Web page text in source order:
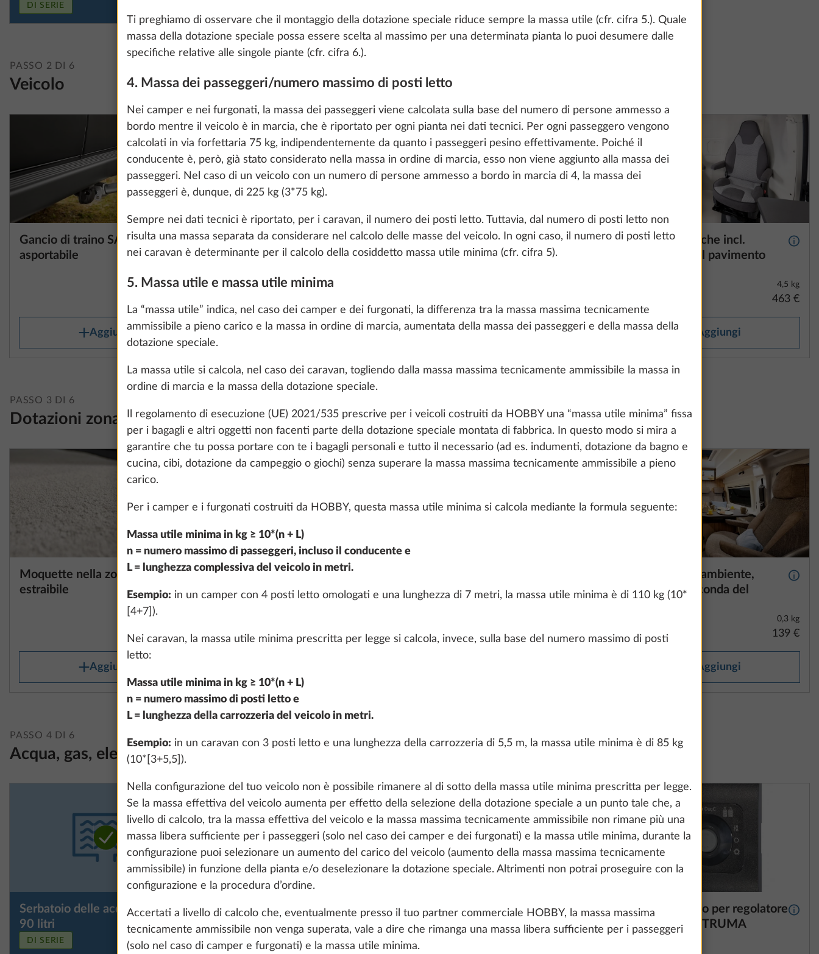
We use cookies to enable you to make the best possible use of our website and to
improve our communication with you. We take your preferences into account and process
data for statistics and marketing only if you give us your consent by clicking on "Accept
all". You can revoke your consent at any time with effect for the future. You can find more
information about cookies and customization options by clicking on the "Show details" link.
Show details
DI SERIE
PASSO 2 DI 6
Veicolo
Gancio di traino SAWIKO,
asportabile
Maggiori informazioni
27,0 kg
Aggiungi
Tappeti nella cabina di guida Maggiori informazioni
Aggiungi
Oblò panoramico “HOBBY
TOP”, apribile, a doppia
Maggiori informazioni
Aggiungi
Tendine termiche incl.
isolamento del pavimento
4,5 kg
463 €
Aggiungi
PASSO 3 DI 6
Dotazioni zona giorno
Moquette nella zona giorno,
estraibile
Maggiori informazioni
398 €
Aggiungi
Ulteriore cuscino per
trasformare la dinette in letto
428 €
guida incluso cuscino
262 €
Illuminazione ambiente,
versione a seconda del
modello
0,3 kg
139 €
Aggiungi
PASSO 4 DI 6
Acqua, gas, elettricità
Serbatoio delle acque grigie,
90 litri
Maggiori informazioni
DI SERIE
Serbatoio delle acque grigie,
90 litri, riscaldato
Maggiori informazioni
Regolatore pressione gas
TRUMA DuoControl incl.
Maggiori informazioni
Display remoto per regolatore
pressione gas TRUMA
Ti preghiamo di osservare che il montaggio della dotazione speciale riduce sempre la massa utile (cfr. cifra 5.). Quale
massa della dotazione speciale possa essere scelta al massimo per una determinata pianta lo puoi desumere dalle
specifiche relative alle singole piante (cfr. cifra 6.).
4. Massa dei passeggeri/numero massimo di posti letto
Nei camper e nei furgonati, la massa dei passeggeri viene calcolata sulla base del numero di persone ammesso a
bordo mentre il veicolo è in marcia, che è riportato per ogni pianta nei dati tecnici. Per ogni passeggero vengono
calcolati in via forfettaria 75 kg, indipendentemente da quanto i passeggeri pesino effettivamente. Poiché il
conducente è, però, già stato considerato nella massa in ordine di marcia, esso non viene aggiunto alla massa dei
passeggeri. Nel caso di un veicolo con un numero di persone ammesso a bordo in marcia di 4, la massa dei
passeggeri è, dunque, di 225 kg (3*75 kg).
Sempre nei dati tecnici è riportato, per i caravan, il numero dei posti letto. Tuttavia, dal numero di posti letto non
risulta una massa separata da considerare nel calcolo delle masse del veicolo. In ogni caso, il numero di posti letto
nei caravan è determinante per il calcolo della cosiddetto massa utile minima (cfr. cifra 5).
5. Massa utile e massa utile minima
La “massa utile” indica, nel caso dei camper e dei furgonati, la differenza tra la massa massima tecnicamente
ammissibile a pieno carico e la massa in ordine di marcia, aumentata della massa dei passeggeri e della massa della
dotazione speciale.
La massa utile si calcola, nel caso dei caravan, togliendo dalla massa massima tecnicamente ammissibile la massa in
ordine di marcia e la massa della dotazione speciale.
Il regolamento di esecuzione (UE) 2021/535 prescrive per i veicoli costruiti da HOBBY una “massa utile minima” fissa
per i bagagli e altri oggetti non facenti parte della dotazione speciale montata di fabbrica. In questo modo si mira a
garantire che tu possa portare con te i bagagli personali e tutto il necessario (ad es. indumenti, dotazione da bagno e
cucina, cibi, dotazione da campeggio o giochi) senza superare la massa massima tecnicamente ammissibile a pieno
carico.
Per i camper e i furgonati costruiti da HOBBY, questa massa utile minima si calcola mediante la formula seguente:
Massa utile minima in kg ≥ 10*(n + L)
n = numero massimo di passeggeri, incluso il conducente e
L = lunghezza complessiva del veicolo in metri.
Esempio: in un camper con 4 posti letto omologati e una lunghezza di 7 metri, la massa utile minima è di 110 kg (10*
[4+7]).
Nei caravan, la massa utile minima prescritta per legge si calcola, invece, sulla base del numero massimo di posti
letto:
Massa utile minima in kg ≥ 10*(n + L)
n = numero massimo di posti letto e
L = lunghezza della carrozzeria del veicolo in metri.
Esempio: in un caravan con 3 posti letto e una lunghezza della carrozzeria di 5,5 m, la massa utile minima è di 85 kg
(10*[3+5,5]).
Nella configurazione del tuo veicolo non è possibile rimanere al di sotto della massa utile minima prescritta per legge.
Se la massa effettiva del veicolo aumenta per effetto della selezione della dotazione speciale a un punto tale che, a
livello di calcolo, tra la massa effettiva del veicolo e la massa massima tecnicamente ammissibile non rimane più una
massa libera sufficiente per i passeggeri (solo nel caso dei camper e dei furgonati) e la massa utile minima, durante la
configurazione puoi selezionare un aumento del carico del veicolo (aumento della massa massima tecnicamente
ammissibile) in funzione della pianta e/o deselezionare la dotazione speciale. Altrimenti non potrai proseguire con la
configurazione e la procedura d’ordine.
Accertati a livello di calcolo che, eventualmente presso il tuo partner commerciale HOBBY, la massa massima
tecnicamente ammissibile non venga superata, vale a dire che rimanga una massa libera sufficiente per i passeggeri
(solo nel caso di camper e furgonati) e la massa utile minima.